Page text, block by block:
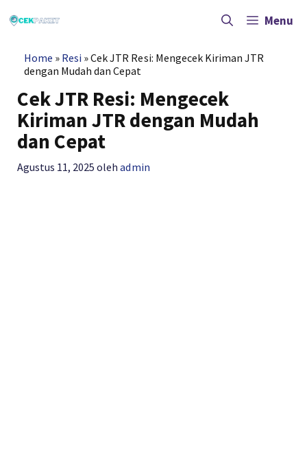
ke
Menu
Home » Resi »Cek JTR Resi: Mengecek Kiriman JTR
dengan Mudah dan Cepat
Cek JTR Resi: Mengecek
Kiriman JTR dengan Mudah
dan Cepat
Agustus 11, 2025 olehadmin